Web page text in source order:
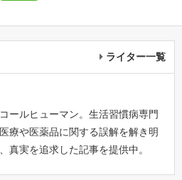
ライター一覧
ールヒューマン。生活習慣病専門
療や医薬品に関する誤解を解き明
真実を追求した記事を提供中。